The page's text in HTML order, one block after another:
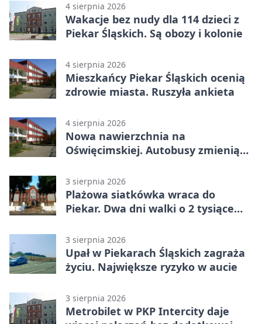
4 sierpnia 2026
Wakacje bez nudy dla 114 dzieci z
Piekar Śląskich. Są obozy i kolonie
4 sierpnia 2026
Mieszkańcy Piekar Śląskich ocenią
zdrowie miasta. Ruszyła ankieta
4 sierpnia 2026
Nowa nawierzchnia na
Oświęcimskiej. Autobusy zmienią
3 sierpnia 2026
Plażowa siatkówka wraca do
Piekar. Dwa dni walki o 2 tysiące
3 sierpnia 2026
Upał w Piekarach Śląskich zagraża
życiu. Największe ryzyko w aucie
3 sierpnia 2026
Metrobilet w PKP Intercity daje